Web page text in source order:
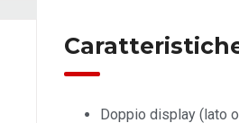
Doppio display (lato